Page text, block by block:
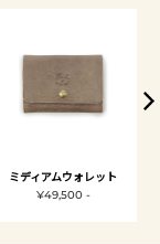
ミディアムウォレット
¥49,500 -